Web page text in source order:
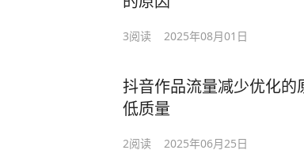
3阅读 2025年08月01日
抖音作品流量减少优化
低质量
2阅读 2025年06月25日